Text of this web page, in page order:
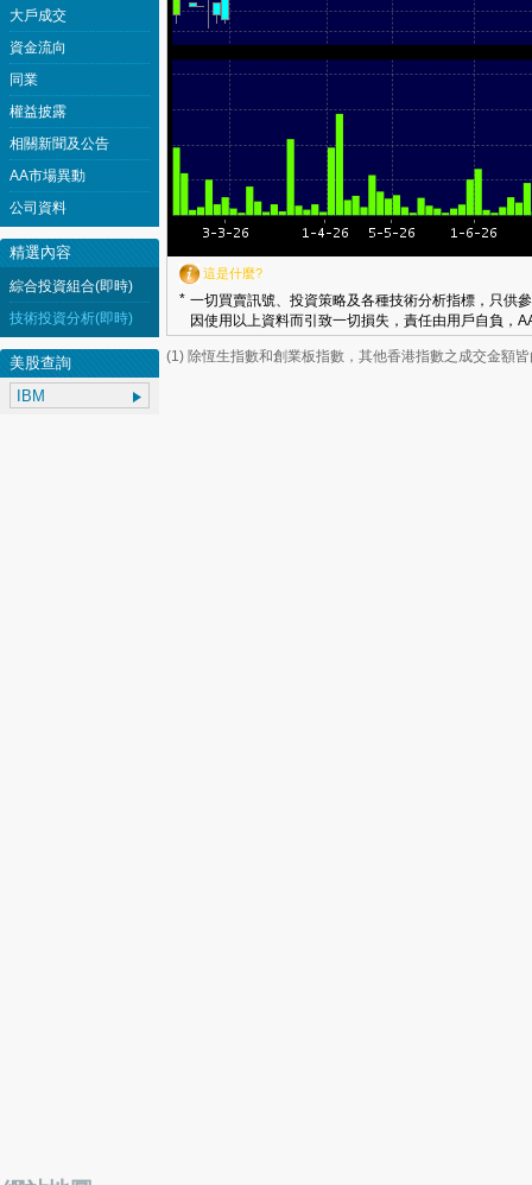
這是什麼?
* 一切買賣訊號、投資策略及各種技術分析指標，只供
因使用以上資料而引致一切損失，責任由用戶自負，
(1) 除恆生指數和創業板指數，其他香港指數之成交金額
大戶成交
資金流向
同業
權益披露
相關新聞及公告
AA市場異動
公司資料
精選內容
綜合投資組合(即時)
技術投資分析(即時)
美股查詢